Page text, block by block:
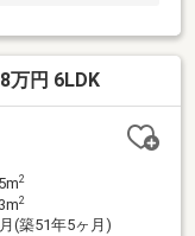
万円 6LDK
2
2
(築51年5ヶ月)